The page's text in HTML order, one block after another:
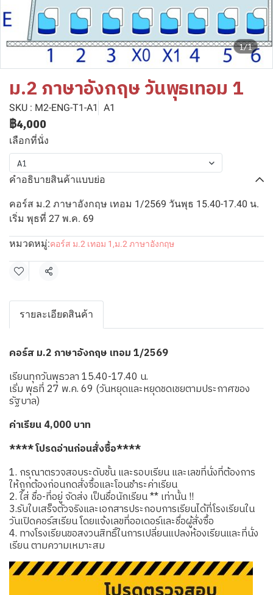
1/1
ม.2 ภาษาอังกฤษ วันพุธเทอม 1
SKU : M2-ENG-T1-A1 A1
฿4,000
เลือกที่นั่ง
A1
คำอธิบายสินค้าแบบย่อ
คอร์ส ม.2 ภาษาอังกฤษ เทอม 1/2569 วันพุธ 15.40-17.40 น.
เริ่ม พุธที่ 27 พ.ค. 69
หมวดหมู่:คอร์ส ม.2 เทอม 1 ,ม.2 ภาษาอังกฤษ
แชร์
รายละเอียดสินค้า
คอร์ส ม.2 ภาษาอังกฤษ เทอม 1/2569
เรียนทุกวันพุธวลา 15.40-17.40 น.
เริ่ม พุธที่ 27 พ.ค. 69 (วันหยุดและหยุดชดเชยตามประกาศของ
รัฐบาล)
ค่าเรียน 4,000 บาท
**** โปรดอ่านก่อนสั่งซื้อ****
1. กรุณาตรวจสอบระดับชั้น และรอบเรียน และเลขที่นั่งที่ต้องการ
ให้ถูกต้องก่อนกดสั่งซื้อและโอนชำระค่าเรียน
2. ใส่ ชื่อ-ที่อยู่ จัดส่ง เป็นชื่อนักเรียน ** เท่านั้น !!
3.รับใบเสร็จตัวจริงและเอกสารประกอบการเรียนได้ที่โรงเรียนใน
วันเปิดคอร์สเรียน โดยแจ้งเลขที่ออเดอร์และชื่อผู้สั่งซื้อ
4. ทางโรงเรียนขอสงวนสิทธิ์ในการเปลี่ยนแปลงห้องเรียนและที่นั่ง
เรียน ตามความเหมาะสม